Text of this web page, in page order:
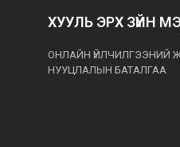
ХУУЛЬ ЭРХ ЗҮЙН
ОНЛАЙН ҮЙЛЧИЛГЭЭНИЙ
НУУЦЛАЛЫН БАТАЛГАА